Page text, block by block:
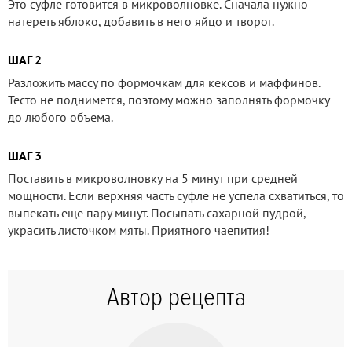
Это суфле готовится в микроволновке. Сначала нужно
натереть яблоко, добавить в него яйцо и творог.
ШАГ 2
Разложить массу по формочкам для кексов и маффинов.
Тесто не поднимется, поэтому можно заполнять формочку
до любого объема.
ШАГ 3
Поставить в микроволновку на 5 минут при средней
мощности. Если верхняя часть суфле не успела схватиться, то
выпекать еще пару минут. Посыпать сахарной пудрой,
украсить листочком мяты. Приятного чаепития!
Автор рецепта